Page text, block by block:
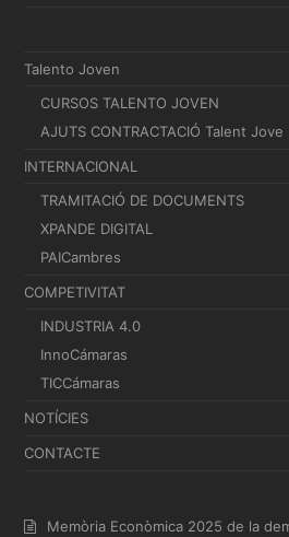
Talento Joven
CURSOS TALENTO JOVEN
AJUTS CONTRACTACIÓ Talent Jove
INTERNACIONAL
TRAMITACIÓ DE DOCUMENTS
XPANDE DIGITAL
PAICambres
COMPETIVITAT
INDUSTRIA 4.0
InnoCámaras
TICCámaras
NOTÍCIES
CONTACTE
Memòria Econòmica 2025 de la